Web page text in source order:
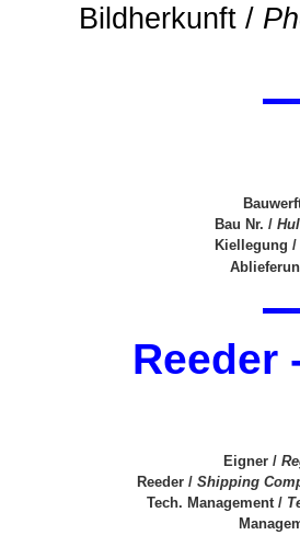
Bildherkunft /
Bau Nr. /
Kiellegung /
Reeder
Eigner /
Reeder / Shipping
Tech. Management /